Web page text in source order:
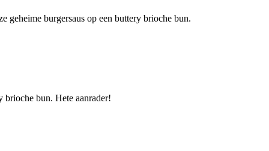
geheime burgersaus op een buttery brioche bun.
brioche bun. Hete aanrader!